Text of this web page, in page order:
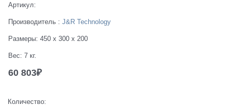
Артикул:
Производитель : J&R Technology
Размеры: 450 x 300 x 200
Вес: 7 кг.
60 803₽
Количество: